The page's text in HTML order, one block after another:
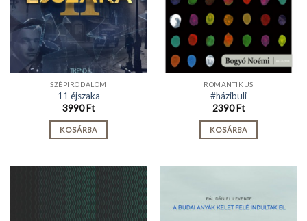
SZÉPIRODALOM
11 éjszaka
3990Ft
KOSÁRBA
ROMANTIKUS
#házibuli
2390Ft
KOSÁRBA